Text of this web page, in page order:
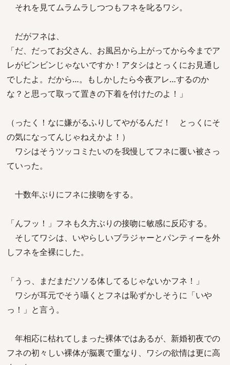
それを見てムラムラしつつもフネを叱るワシ。
だがフネは、
「だ、だってお父さん、お風呂から上がってから今までア
レがビンビンじゃないですか！アタシはとっくにお見通し
でしたよ。だから…。もしかしたら今夜アレ…するのか
な？と思って取って置きの下着を付けたのよ！」
（ったく！なに嫌がるふりしてやがるんだ！ とっくにそ
の気になってんじゃねえかよ！）
ワシはそうツッコミたいのを我慢してフネに覆い被さっ
ていった。
十数年ぶりにフネに接吻をする。
「んフッ！」フネも久方ぶりの接吻に敏感に反応する。
そしてワシは、いやらしいブラジャーとパンティーを外
しフネを全裸にした。
「うっ、まだまだソソる体してるじゃないかフネ！」
ワシが耳元でそう囁くとフネは恥ずかしそうに「いや
っ！」と言う。
年相応に枯れてしまった裸体ではあるが、新婚初夜での
フネの初々しい裸体が脳裏で重なり、ワシの欲情は更に高